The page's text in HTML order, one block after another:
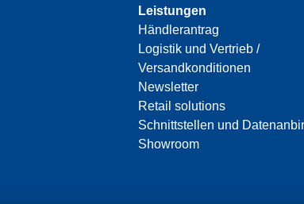
Leistungen
Händlerantrag
Logistik und Vertrieb /
Versandkonditionen
Newsletter
Retail solutions
Schnittstellen und
Showroom